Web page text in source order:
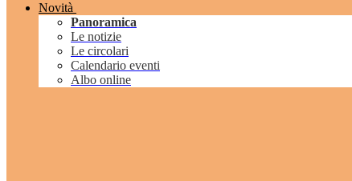
Novità
Panoramica
Le notizie
Le circolari
Calendario eventi
Albo online